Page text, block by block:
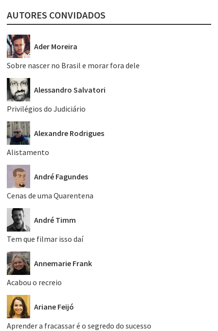
AUTORES CONVIDADOS
Ader Moreira
Sobre nascer no Brasil e morar fora dele
Alessandro Salvatori
Privilégios do Judiciário
Alexandre Rodrigues
Alistamento
André Fagundes
Cenas de uma Quarentena
André Timm
Tem que filmar isso daí
Annemarie Frank
Acabou o recreio
Ariane Feijó
Aprender a fracassar é o segredo do sucesso